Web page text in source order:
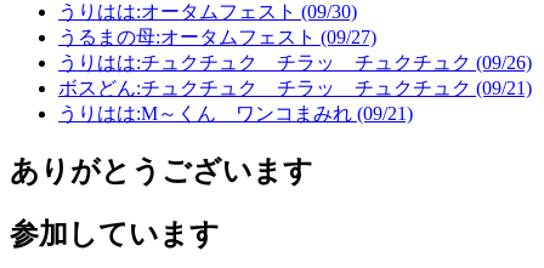
うりはは:オータムフェスト (09/30)
うるまの母:オータムフェスト (09/27)
うりはは:チュクチュク チラッ チュクチュク (09/26)
ボスどん:チュクチュク チラッ チュクチュク (09/21)
うりはは:M～くん ワンコまみれ (09/21)
ありがとうございます
参加しています